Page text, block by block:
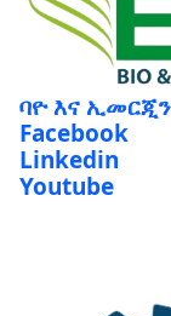
ባዮ እና
Facebook
Linkedin
Youtube